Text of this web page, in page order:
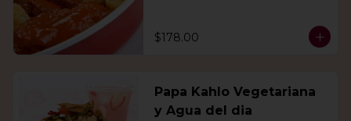
$178.00
Papa Kahlo Vegetariana
y Agua del dia